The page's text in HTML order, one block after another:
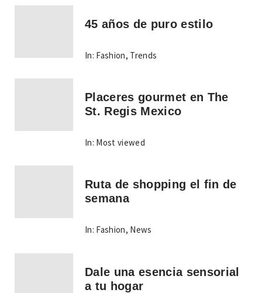
45 años de puro estilo
In: Fashion, Trends
Placeres gourmet en The
St. Regis Mexico
In: Most viewed
Ruta de shopping el fin de
semana
In: Fashion, News
Dale una esencia sensorial
a tu hogar